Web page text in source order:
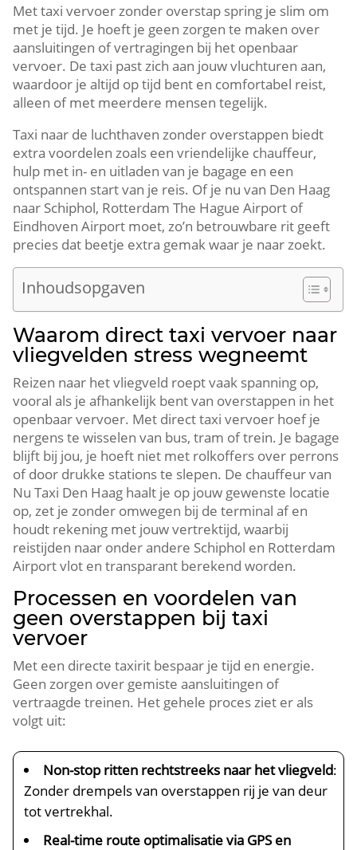
Met taxi vervoer zonder overstap spring je slim om
met je tijd. Je hoeft je geen zorgen te maken over
aansluitingen of vertragingen bij het openbaar
vervoer. De taxi past zich aan jouw vluchturen aan,
waardoor je altijd op tijd bent en comfortabel reist,
alleen of met meerdere mensen tegelijk.
Taxi naar de luchthaven zonder overstappen biedt
extra voordelen zoals een vriendelijke chauffeur,
hulp met in- en uitladen van je bagage en een
ontspannen start van je reis. Of je nu van Den Haag
naar Schiphol, Rotterdam The Hague Airport of
Eindhoven Airport moet, zo’n betrouwbare rit geeft
precies dat beetje extra gemak waar je naar zoekt.
Inhoudsopgaven
Waarom direct taxi vervoer naar
vliegvelden stress wegneemt
Reizen naar het vliegveld roept vaak spanning op,
vooral als je afhankelijk bent van overstappen in het
openbaar vervoer. Met direct taxi vervoer hoef je
nergens te wisselen van bus, tram of trein. Je bagage
blijft bij jou, je hoeft niet met rolkoffers over perrons
of door drukke stations te slepen. De chauffeur van
Nu Taxi Den Haag haalt je op jouw gewenste locatie
op, zet je zonder omwegen bij de terminal af en
houdt rekening met jouw vertrektijd, waarbij
reistijden naar onder andere Schiphol en Rotterdam
Airport vlot en transparant berekend worden.
Processen en voordelen van
geen overstappen bij taxi
vervoer
Met een directe taxirit bespaar je tijd en energie.
Geen zorgen over gemiste aansluitingen of
vertraagde treinen. Het gehele proces ziet er als
volgt uit:
Non-stop ritten rechtstreeks naar het vliegveld:
Zonder drempels van overstappen rij je van deur
tot vertrekhal.
Real-time route optimalisatie via GPS en